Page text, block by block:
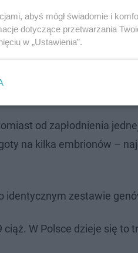
od zapłodnienia
na kilka embrionów –
zestawie
W Polsce dzieje się to
abyś mógł świadomie i
dotyczące przetwarzania
w „Ustawienia”.